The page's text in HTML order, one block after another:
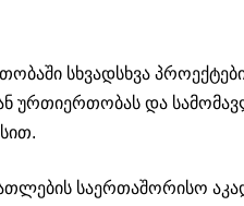
სხვადსხვა
ურთიერთობას და
საერთაშორისო